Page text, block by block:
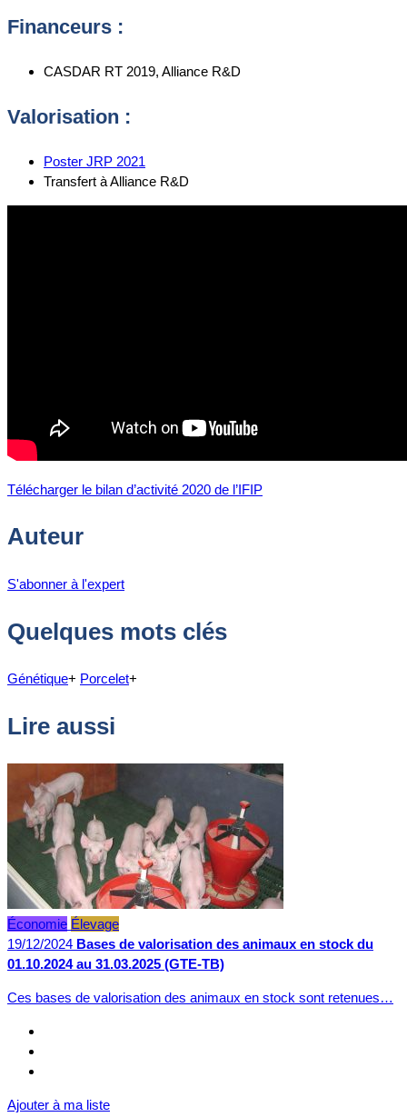
Financeurs :
CASDAR RT 2019, Alliance R&D
Valorisation :
Poster JRP 2021
Transfert à Alliance R&D
Télécharger le bilan d’activité 2020 de l’IFIP
Auteur
S'abonner à l'expert
Quelques mots clés
Génétique+ Porcelet+
Lire aussi
Économie Élevage
19/12/2024 Bases de valorisation des animaux en stock du
01.10.2024 au 31.03.2025 (GTE-TB)
Ces bases de valorisation des animaux en stock sont retenues…
Ajouter à ma liste